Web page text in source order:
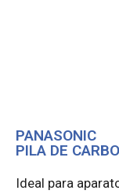
PANASONIC
PILA DE
Ideal para